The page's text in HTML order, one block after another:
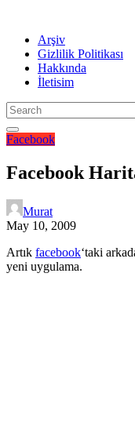
Arşiv
Gizlilik Politikası
Hakkında
İletisim
Facebook
Facebook
Murat
May 10, 2009
Artık facebook‘taki
yeni uygulama.